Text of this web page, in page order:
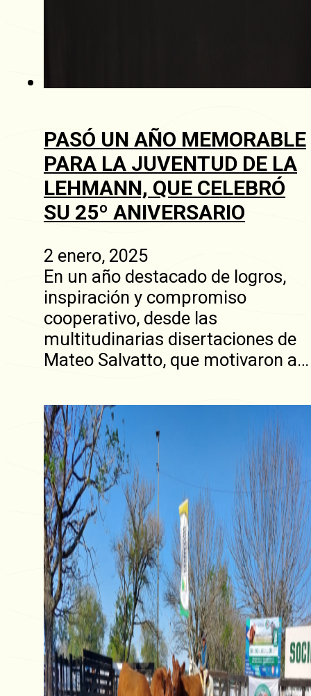
PASÓ UN AÑO MEMORABLE
PARA LA JUVENTUD DE LA
LEHMANN, QUE CELEBRÓ
SU 25º ANIVERSARIO
2 enero, 2025
En un año destacado de logros,
inspiración y compromiso
cooperativo, desde las
multitudinarias disertaciones de
Mateo Salvatto, que motivaron a…